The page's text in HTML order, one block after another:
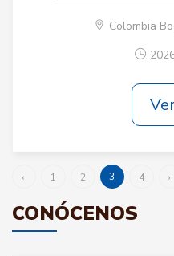
Colombia
‹ 1 2 3 4 ›
CONÓCENOS